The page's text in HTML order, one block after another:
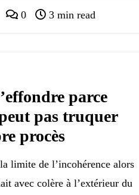
0 3 min read
parce
pas truquer
procès
limite de l’incohérence alors
avec colère à l’extérieur du